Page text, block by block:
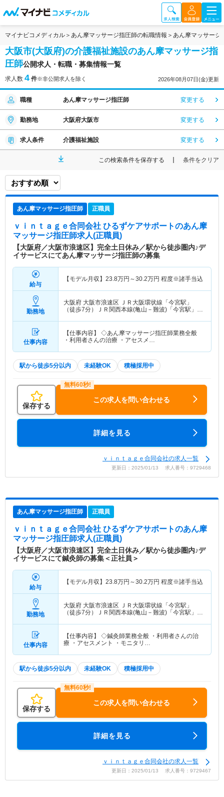
マイナビコメディカル あん摩マッサージ指圧師の転職情報 あん摩マッサージ
大阪市(大阪府)の介護福祉施設のあん摩マッサージ指
圧師公開求人・転職・募集情報一覧
求人数 4 件※非公開求人を除く 2026年08月07日(金)更新
職種 あん摩マッサージ指圧師 変更する
勤務地 大阪府大阪市 変更する
求人条件 介護福祉施設 変更する
この検索条件を保存する 条件をクリア
あん摩マッサージ指圧師 正職員
ｖｉｎｔａｇｅ合同会社 ひるずケアサポートのあん摩
マッサージ指圧師求人(正職員)
【大阪府／大阪市浪速区】完全土日休み／駅から徒歩圏内♪デ
イサービスにてあん摩マッサージ指圧師の募集
給与
【モデル月収】 23.8万円～30.2万円 程度※諸手当込
勤務地
大阪府 大阪市浪速区 ＪＲ大阪環状線「今宮駅」
（徒歩7分）ＪＲ関西本線(亀山－難波)「今宮駅」
仕事内容
【仕事内容】 ◇あん摩マッサージ指圧師業務全般
・利用者さんの治療 ・アセスメ…
駅から徒歩5分以内 未経験OK 積極採用中
保存する
この求人を問い合わせる
詳細を見る
ｖｉｎｔａｇｅ合同会社の求人一覧
更新日：2025/01/13 求人番号：9729468
あん摩マッサージ指圧師 正職員
ｖｉｎｔａｇｅ合同会社 ひるずケアサポートのあん摩
マッサージ指圧師求人(正職員)
【大阪府／大阪市浪速区】完全土日休み／駅から徒歩圏内♪デ
イサービスにて鍼灸師の募集＜正社員＞
給与
【モデル月収】 23.8万円～30.2万円 程度※諸手当込
勤務地
大阪府 大阪市浪速区 ＪＲ大阪環状線「今宮駅」
（徒歩7分）ＪＲ関西本線(亀山－難波)「今宮駅」
仕事内容
【仕事内容】 ◇鍼灸師業務全般 ・利用者さんの治
療 ・アセスメント ・モニタリ…
駅から徒歩5分以内 未経験OK 積極採用中
保存する
この求人を問い合わせる
詳細を見る
ｖｉｎｔａｇｅ合同会社の求人一覧
更新日：2025/01/13 求人番号：9729467